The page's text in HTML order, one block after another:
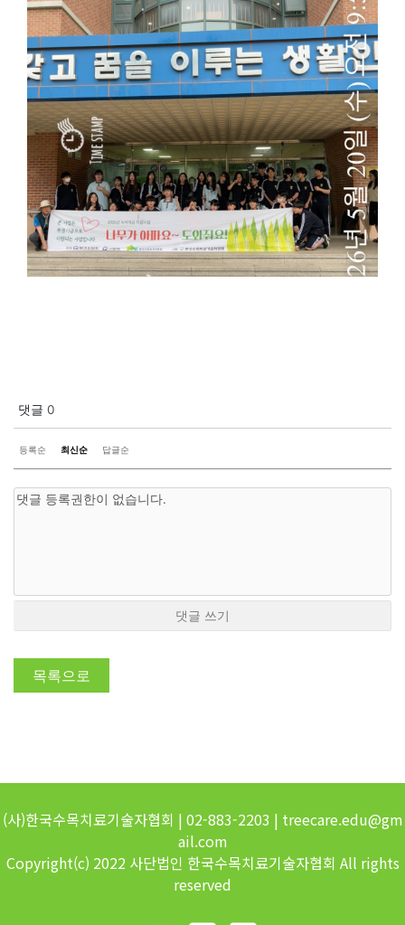
댓글 0
등록순 최신순 답글순
댓글 쓰기
목록으로
(사)한국수목치료기술자협회 | 02-883-2203 | treecare.edu@gm
ail.com
Copyright(c) 2022 사단법인 한국수목치료기술자협회 All rights
reserved